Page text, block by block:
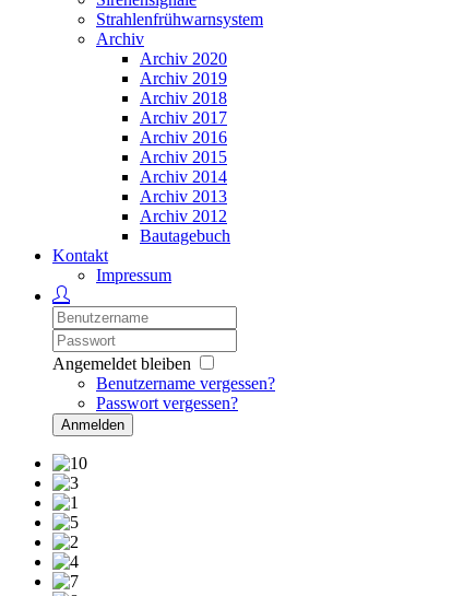
Strahlenfrühwarnsystem
Archiv
Archiv 2020
Archiv 2019
Archiv 2018
Archiv 2017
Archiv 2016
Archiv 2015
Archiv 2014
Archiv 2013
Archiv 2012
Bautagebuch
Kontakt
Impressum
Angemeldet bleiben
Benutzername vergessen?
Passwort vergessen?
Anmelden